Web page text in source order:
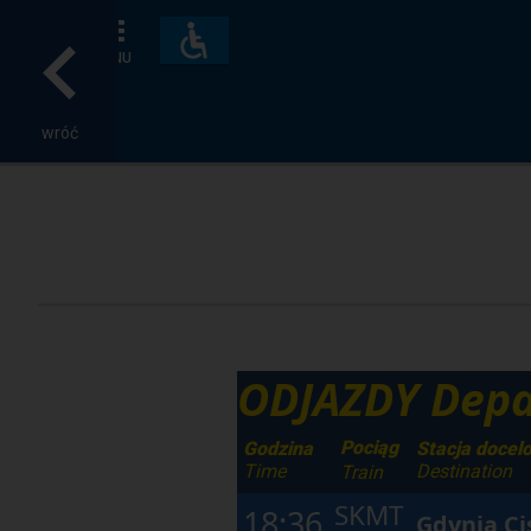
wróć
MENU
Dostępność
i
ODJAZDY
Godzina
Time
Pociąg
Train
Stacja
Destination
SKMT